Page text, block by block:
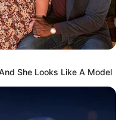
You Do This Once A
She Looks Like A Model